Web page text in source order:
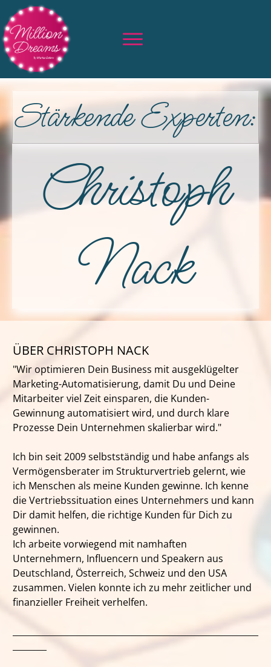
Stärkende Experten:
Christoph
Nack
ÜBER CHRISTOPH NACK
"Wir optimieren Dein Business mit ausgeklügelter
Marketing-Automatisierung, damit Du und Deine
Mitarbeiter viel Zeit einsparen, die Kunden-
Gewinnung automatisiert wird, und durch klare
Prozesse Dein Unternehmen skalierbar wird."
Ich bin seit 2009 selbstständig und habe anfangs als
Vermögensberater im Strukturvertrieb gelernt, wie
ich Menschen als meine Kunden gewinne. Ich kenne
die Vertriebssituation eines Unternehmers und kann
Dir damit helfen, die richtige Kunden für Dich zu
gewinnen.
Ich arbeite vorwiegend mit namhaften
Unternehmern, Influencern und Speakern aus
Deutschland, Österreich, Schweiz und den USA
zusammen. Vielen konnte ich zu mehr zeitlicher und
finanzieller Freiheit verhelfen.